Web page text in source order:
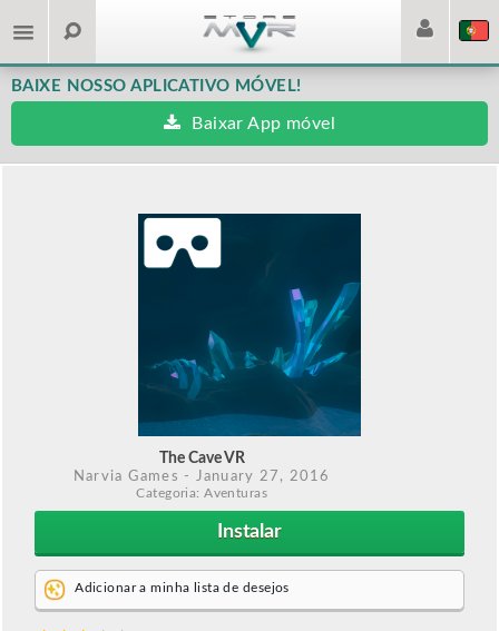
BAIXE NOSSO APLICATIVO MÓVEL!
Baixar App móvel
The Cave VR
Narvia Games - January 27, 2016
Categoria: Aventuras
Instalar
Adicionar a minha lista de desejos